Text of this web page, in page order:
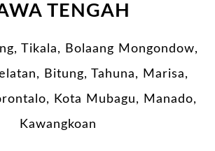
TENGAH
Tikala, Bolaang Mongondow,
Bitung, Tahuna, Marisa,
Kota Mubagu, Manado,
Kawangkoan